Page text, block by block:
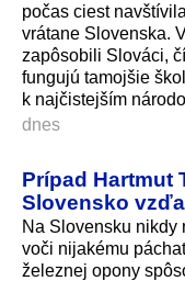
počas ciest
vrátane Slovenska.
zapôsobili Slováci,
fungujú tamojšie
k najčistejším
dnes
Prípad Hartmut
Slovensko
Na Slovensku nikdy
voči nijakému
železnej opony